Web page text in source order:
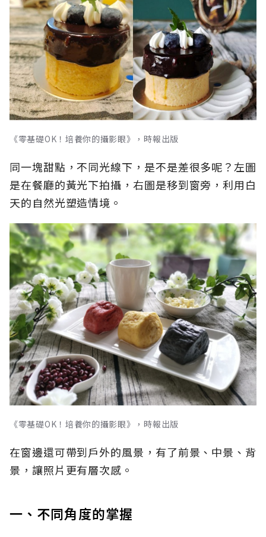
《零基礎OK！培養你的攝影眼》，時報出版
同一塊甜點，不同光線下，是不是差很多呢？左圖
是在餐廳的黃光下拍攝，右圖是移到窗旁，利用白
天的自然光塑造情境。
《零基礎OK！培養你的攝影眼》，時報出版
在窗邊還可帶到戶外的風景，有了前景、中景、背
景，讓照片更有層次感。
一、不同角度的掌握